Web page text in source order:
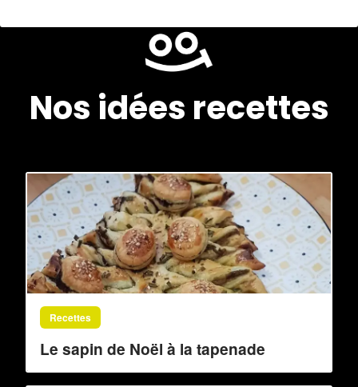
Nos idées recettes
Recettes
Le sapin de Noël à la tapenade